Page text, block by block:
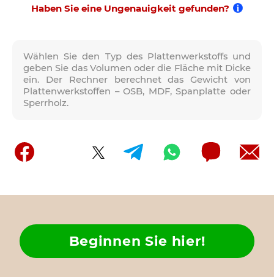
Wählen Sie den Typ des Plattenwerkstoffs und
geben Sie das Volumen oder die Fläche mit Dicke
ein. Der Rechner berechnet das Gewicht von
Plattenwerkstoffen – OSB, MDF, Spanplatte oder
Sperrholz.
Haben Sie eine Ungenauigkeit gefunden?
Beginnen Sie hier!